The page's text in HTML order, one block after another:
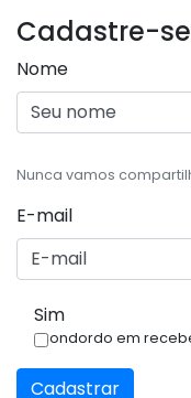
Cadastre-se
Nome
Nunca vamos
E-mail
Sim
Condordo em
Cadastrar